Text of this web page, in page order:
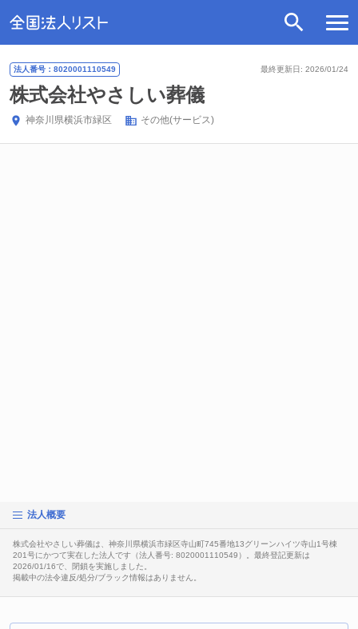
最終更新日: 2026/01/24
法人番号：8020001110549
株式会社やさしい葬儀
神奈川県横浜市緑区 その他(サービス)
法人概要
株式会社やさしい葬儀は、神奈川県横浜市緑区寺山町745番地13グリーンハイツ寺山1号棟
201号にかつて実在した法人です（法人番号: 8020001110549）。最終登記更新は
2026/01/16で、閉鎖を実施しました。
掲載中の法令違反/処分/ブラック情報はありません。